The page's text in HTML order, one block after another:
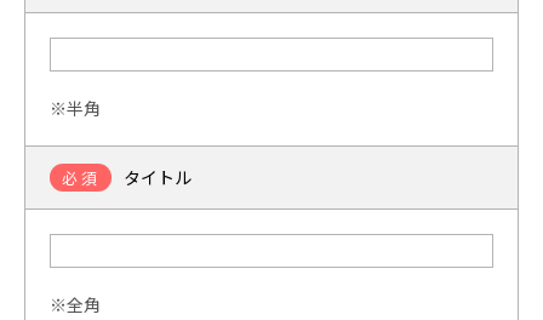
※半角
必須 タイトル
※全角